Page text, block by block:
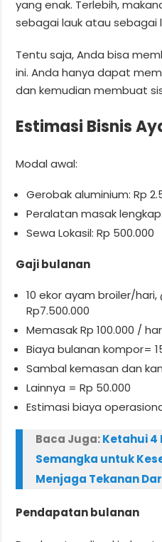
yang enak. Terlebih,
sebagai lauk atau sebagai
Tentu saja, Anda bisa
ini. Anda hanya dapat
dan kemudian membuat
Estimasi Bisnis
Modal awal:
Gerobak aluminium: Rp
Peralatan masak lengkap:
Sewa Lokasil: Rp 500.000
Gaji bulanan
10 ekor ayam broiler/hari,
Rp7.500.000
Memasak Rp 100.000 /
Biaya bulanan kompor=
Sambal kemasan dan
Lainnya = Rp 50.000
Estimasi biaya
Baca Juga:Ketahui 4
Semangka untuk
Menjaga Tekanan
Pendapatan bulanan